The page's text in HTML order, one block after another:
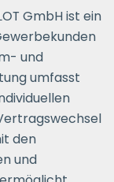
GmbH ist ein
und
umfasst
den
und